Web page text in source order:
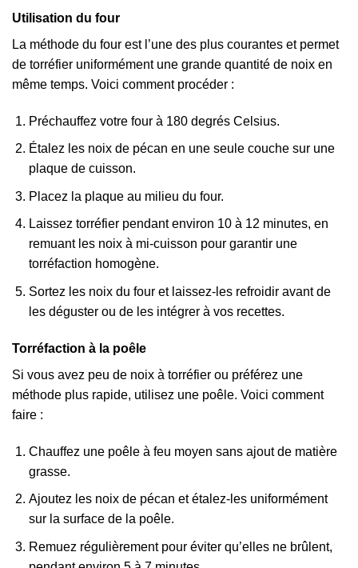
Utilisation du four
La méthode du four est l’une des plus courantes et permet
de torréfier uniformément une grande quantité de noix en
même temps. Voici comment procéder :
Préchauffez votre four à 180 degrés Celsius.
Étalez les noix de pécan en une seule couche sur une
plaque de cuisson.
Placez la plaque au milieu du four.
Laissez torréfier pendant environ 10 à 12 minutes, en
remuant les noix à mi-cuisson pour garantir une
torréfaction homogène.
Sortez les noix du four et laissez-les refroidir avant de
les déguster ou de les intégrer à vos recettes.
Torréfaction à la poêle
Si vous avez peu de noix à torréfier ou préférez une
méthode plus rapide, utilisez une poêle. Voici comment
faire :
Chauffez une poêle à feu moyen sans ajout de matière
grasse.
Ajoutez les noix de pécan et étalez-les uniformément
sur la surface de la poêle.
Remuez régulièrement pour éviter qu’elles ne brûlent,